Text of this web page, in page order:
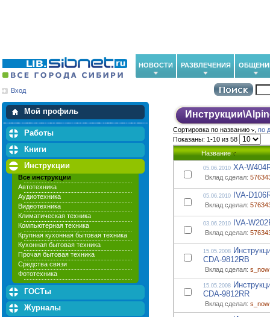
НОВОСТИ РАЗВЛЕЧЕНИЯ
Вход
Мой профиль
Мои закладки
Работы
Книги
Инструкции
Все инструкции
Автотехника
Аудиотехника
Видеотехника
Климатическая техника
Компьютерная техника
Крупная кухонная бытовая техника
Кухонная бытовая техника
Прочая бытовая техника
Средства связи
Фототехника
ГОСТы
Журналы
Инструкции\
Сортировка по названию
по
Показаны: 1-10 из 58
Название
05.06.2010 XA-
Вклад сделал:
05.06.2010 IVA-
Вклад сделал:
03.06.2010 IVA-
Вклад сделал:
15.05.2008
CDA-9812RB
Вклад сделал: s_now
15.05.2008
CDA-9812RR
Вклад сделал: s_now